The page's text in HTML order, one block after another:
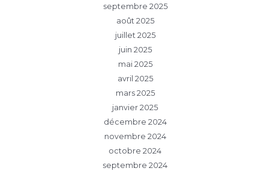
septembre 2025
août 2025
juillet 2025
juin 2025
mai 2025
avril 2025
mars 2025
janvier 2025
décembre 2024
novembre 2024
octobre 2024
septembre 2024